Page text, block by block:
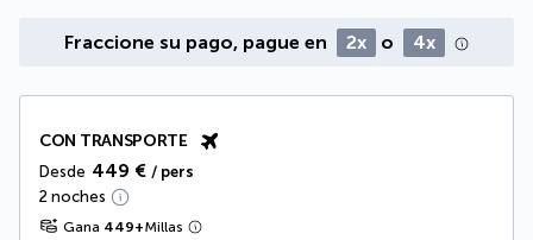
Fraccione su pago, pague en 2x o 4x
CON TRANSPORTE
Desde 449 € / pers
2 noches
Gana 449+Millas